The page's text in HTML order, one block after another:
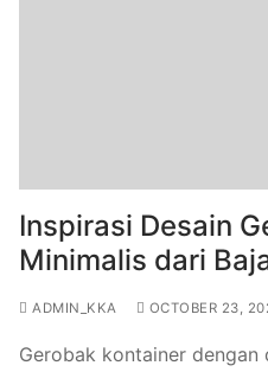
Inspirasi Desain
Minimalis dari
ADMIN_KKA OCTOBER 23,
Gerobak kontainer dengan